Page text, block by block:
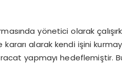
yönetici olarak
alarak kendi işini
yapmayı hedeflemiştir.